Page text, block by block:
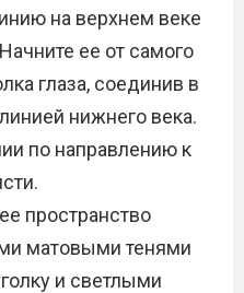
на верхнем веке
ее от самого
глаза, соединив в
нижнего века.
по направлению к
пространство
матовыми тенями
и светлыми